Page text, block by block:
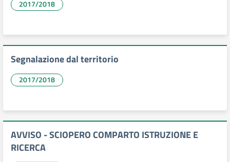
2017/2018
Segnalazione dal territorio
2017/2018
AVVISO - SCIOPERO COMPARTO ISTRUZIONE E
RICERCA